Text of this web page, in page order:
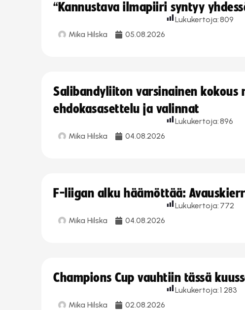
“Kannustava ilmapiiri syntyy
Mika Hilska 05.08.2026
Lukukertoja:809
Salibandyliiton varsinainen
ehdokasasettelu ja valinnat
Mika Hilska 04.08.2026
Lukukertoja:896
F-liigan alku häämöttää:
Mika Hilska 04.08.2026
Lukukertoja: 772
Champions Cup vauhtiin tässä
Mika Hilska 02.08.2026
Lukukertoja:1 283